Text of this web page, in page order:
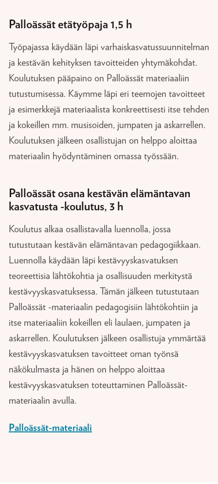
Palloässät etätyöpaja 1,5 h
Työpajassa käydään läpi varhaiskasvatussuunnitelman
ja kestävän kehityksen tavoitteiden yhtymäkohdat.
Koulutuksen pääpaino on Palloässät materiaaliin
tutustumisessa. Käymme läpi eri teemojen tavoitteet
ja esimerkkejä materiaalista konkreettisesti itse tehden
ja kokeillen mm. musisoiden, jumpaten ja askarrellen.
Koulutuksen jälkeen osallistujan on helppo aloittaa
materiaalin hyödyntäminen omassa työssään.
Palloässät osana kestävän elämäntavan
kasvatusta -koulutus, 3 h
Koulutus alkaa osallistavalla luennolla, jossa
tutustutaan kestävän elämäntavan pedagogiikkaan.
Luennolla käydään läpi kestävyyskasvatuksen
teoreettisia lähtökohtia ja osallisuuden merkitystä
kestävyyskasvatuksessa. Tämän jälkeen tutustutaan
Palloässät -materiaalin pedagogisiin lähtökohtiin ja
itse materiaaliin kokeillen eli laulaen, jumpaten ja
askarrellen. Koulutuksen jälkeen osallistuja ymmärtää
kestävyyskasvatuksen tavoitteet oman työnsä
näkökulmasta ja hänen on helppo aloittaa
kestävyyskasvatuksen toteuttaminen Palloässät-
materiaalin avulla.
Palloässät-materiaali